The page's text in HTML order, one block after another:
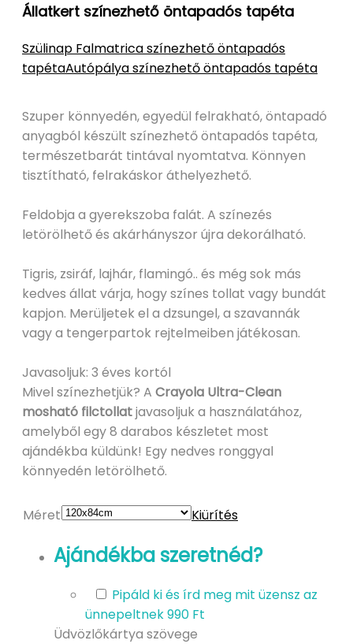
Állatkert színezhető öntapadós tapéta
Szülinap Falmatrica színezhető öntapadós
tapétaAutópálya színezhető öntapadós tapéta
Szuper könnyedén, egyedül felrakható, öntapadó
anyagból készült színezhető öntapadós tapéta,
természetbarát tintával nyomtatva. Könnyen
tisztítható, felrakáskor áthelyezhető.
Feldobja a gyerekszoba falát. A színezés
letörölhető és akárhányszor újra dekorálható.
Tigris, zsiráf, lajhár, flamingó.. és még sok más
kedves állat várja, hogy színes tollat vagy bundát
kapjon. Merüljetek el a dzsungel, a szavannák
vagy a tengerpartok rejtelmeiben játékosan.
Javasoljuk: 3 éves kortól
Mivel színezhetjük? A Crayola Ultra-Clean
mosható filctollatjavasoljuk a használatához,
amelyből egy 8 darabos készletet most
ajándékba küldünk! Egy nedves ronggyal
könnyedén letörölhető.
Méret Kiürítés
Ajándékba szeretnéd?
Pipáld ki és írd meg mit üzensz az
ünnepeltnek990 Ft
Üdvözlőkártya szövege